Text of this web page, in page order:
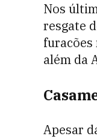
Nos
resgate
furacões
além da
Apesar